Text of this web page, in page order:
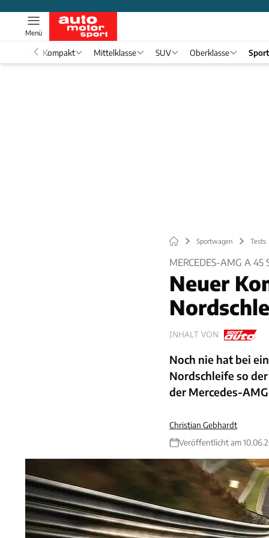
Menü
Kompakt Mittelklasse SUV Oberklasse
Sportwagen Tests
MERCEDES-AMG A 45
Neuer
INHALT VON
Noch nie hat bei
Nordschleife so
der Mercedes-
Christian Gebhardt
Veröffentlicht am